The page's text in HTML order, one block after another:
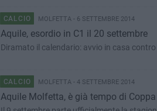
CALCIO MOLFETTA - 6 SETTEMBRE 2014
Aquile, esordio in C1 il 20 settembre
Diramato il calendario: avvio in casa
CALCIO MOLFETTA - 4 SETTEMBRE 2014
Aquile Molfetta, è già tempo di